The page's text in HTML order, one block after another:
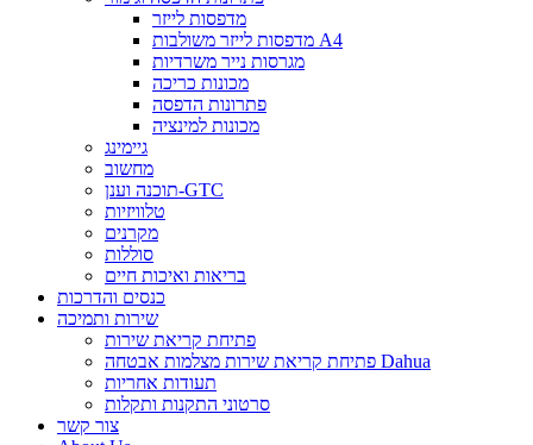
מדפסות לייזר
מדפסות לייזר משולבות A4
מגרסות נייר משרדיות
מכונות כריכה
פתרונות הדפסה
מכונות למינציה
גיימינג
מחשוב
תוכנה וענן-GTC
טלוויזיות
מקרנים
סוללות
בריאות ואיכות חיים
כנסים והדרכות
שירות ותמיכה
פתיחת קריאת שירות
פתיחת קריאת שירות מצלמות אבטחה Dahua
תעודות אחריות
סרטוני התקנות ותקלות
צור קשר